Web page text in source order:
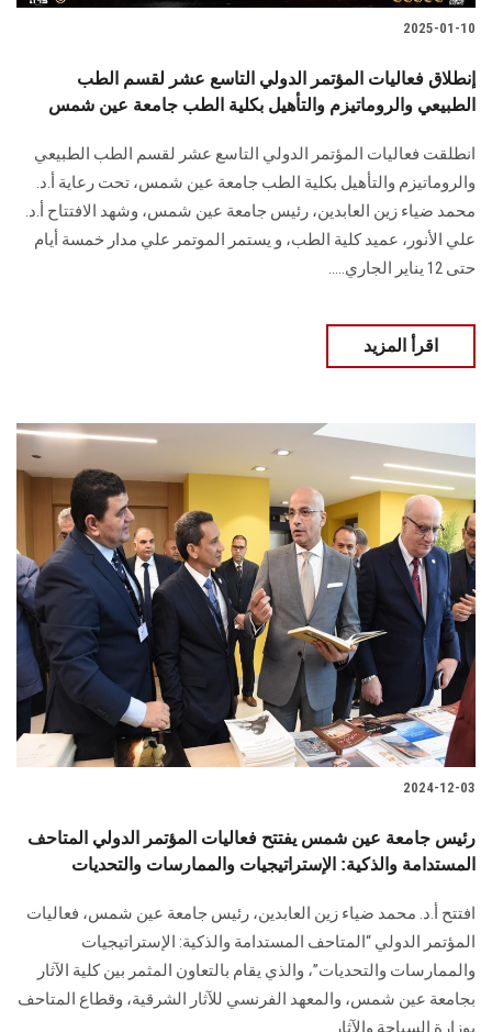
2025-01-10
إنطلاق فعاليات المؤتمر الدولي التاسع عشر لقسم الطب
الطبيعي والروماتيزم والتأهيل بكلية الطب جامعة عين شمس
انطلقت فعاليات المؤتمر الدولي التاسع عشر لقسم الطب الطبيعي
والروماتيزم والتأهيل بكلية الطب جامعة عين شمس، تحت رعاية أ.د.
محمد ضياء زين العابدين، رئيس جامعة عين شمس، وشهد الافتتاح أ.د.
علي الأنور، عميد كلية الطب، و يستمر الموتمر علي مدار خمسة أيام
حتى 12 يناير الجاري.....
اقرأ المزيد
2024-12-03
رئيس جامعة عين شمس يفتتح فعاليات المؤتمر الدولي المتاحف
المستدامة والذكية: الإستراتيجيات والممارسات والتحديات
افتتح أ.د. محمد ضياء زين العابدين، رئيس جامعة عين شمس، فعاليات
المؤتمر ‏الدولي “المتاحف المستدامة والذكية: الإستراتيجيات
والممارسات والتحديات”، والذي يقام ‏بالتعاون المثمر بين كلية الآثار
بجامعة عين شمس، والمعهد الفرنسي للآثار الشرقية، وقطاع ‏المتاحف
بوزارة السياحة والآثار